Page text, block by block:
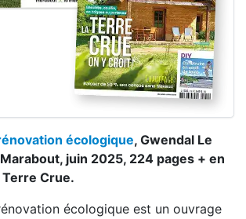
écologique, Gwendal Le
juin 2025, 224 pages + en
Terre Crue.
écologique est un ouvrage